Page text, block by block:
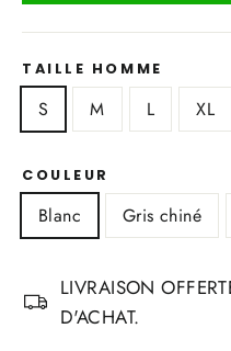
TAILLE HOMME
S M L XL
COULEUR
Blanc Gris chiné
LIVRAISON
D'ACHAT.